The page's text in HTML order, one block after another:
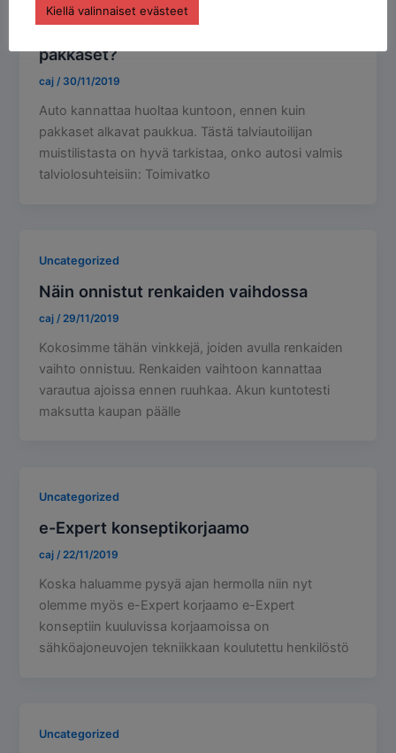
Uncategorized
pakkaset?
caj/ 30/11/2019
Auto kannattaa huoltaa kuntoon, ennen kuin
pakkaset alkavat paukkua. Tästä talviautoilijan
muistilistasta on hyvä tarkistaa, onko autosi valmis
talviolosuhteisiin: Toimivatko
Uncategorized
Näin onnistut renkaiden vaihdossa
caj /29/11/2019
Kokosimme tähän vinkkejä, joiden avulla renkaiden
vaihto onnistuu. Renkaiden vaihtoon kannattaa
varautua ajoissa ennen ruuhkaa. Akun kuntotesti
maksutta kaupan päälle
Uncategorized
e-Expert konseptikorjaamo
caj/22/11/2019
Koska haluamme pysyä ajan hermolla niin nyt
olemme myös e-Expert korjaamo e-Expert
konseptiin kuuluvissa korjaamoissa on
sähköajoneuvojen tekniikkaan koulutettu henkilöstö
Uncategorized
Kiellä valinnaiset evästeet